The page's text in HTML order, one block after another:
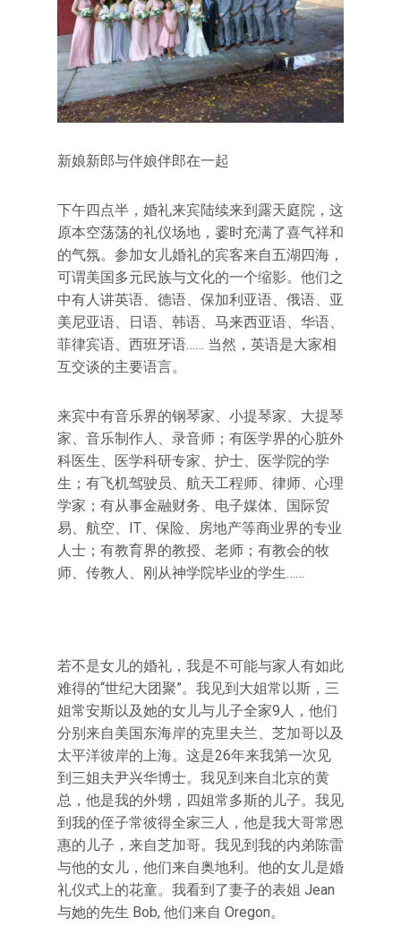
新娘新郎与伴娘伴郎在一起
下午四点半，婚礼来宾陆续来到露天庭院，这
原本空荡荡的礼仪场地，霎时充满了喜气祥和
的气氛。参加女儿婚礼的宾客来自五湖四海，
可谓美国多元民族与文化的一个缩影。他们之
中有人讲英语、德语、保加利亚语、俄语、亚
美尼亚语、日语、韩语、马来西亚语、华语、
菲律宾语、西班牙语…… 当然，英语是大家相
互交谈的主要语言。
来宾中有音乐界的钢琴家、小提琴家、大提琴
家、音乐制作人、录音师；有医学界的心脏外
科医生、医学科研专家、护士、医学院的学
生；有飞机驾驶员、航天工程师、律师、心理
学家；有从事金融财务、电子媒体、国际贸
易、航空、IT、保险、房地产等商业界的专业
人士；有教育界的教授、老师；有教会的牧
师、传教人、刚从神学院毕业的学生……
若不是女儿的婚礼，我是不可能与家人有如此
难得的“世纪大团聚”。我见到大姐常以斯，三
姐常安斯以及她的女儿与儿子全家9人，他们
分别来自美国东海岸的克里夫兰、芝加哥以及
太平洋彼岸的上海。这是26年来我第一次见
到三姐夫尹兴华博士。我见到来自北京的黄
总，他是我的外甥，四姐常多斯的儿子。我见
到我的侄子常彼得全家三人，他是我大哥常恩
惠的儿子，来自芝加哥。我见到我的内弟陈雷
与他的女儿，他们来自奥地利。他的女儿是婚
礼仪式上的花童。我看到了妻子的表姐 Jean
与她的先生 Bob, 他们来自 Oregon。